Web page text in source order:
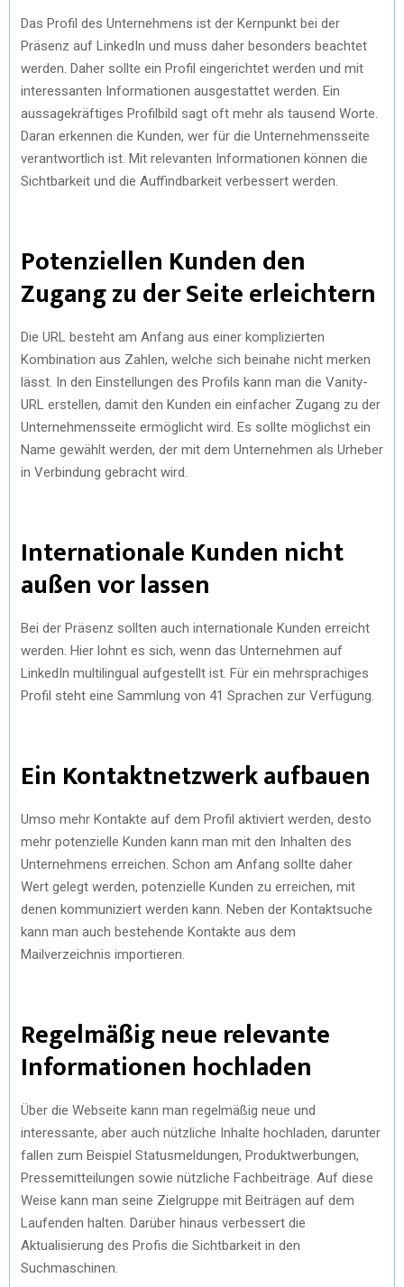
Das Profil des Unternehmens ist der Kernpunkt bei der
Präsenz auf LinkedIn und muss daher besonders beachtet
werden. Daher sollte ein Profil eingerichtet werden und mit
interessanten Informationen ausgestattet werden. Ein
aussagekräftiges Profilbild sagt oft mehr als tausend Worte.
Daran erkennen die Kunden, wer für die Unternehmensseite
verantwortlich ist. Mit relevanten Informationen können die
Sichtbarkeit und die Auffindbarkeit verbessert werden.
Potenziellen Kunden den
Zugang zu der Seite erleichtern
Die URL besteht am Anfang aus einer komplizierten
Kombination aus Zahlen, welche sich beinahe nicht merken
lässt. In den Einstellungen des Profils kann man die Vanity-
URL erstellen, damit den Kunden ein einfacher Zugang zu der
Unternehmensseite ermöglicht wird. Es sollte möglichst ein
Name gewählt werden, der mit dem Unternehmen als Urheber
in Verbindung gebracht wird.
Internationale Kunden nicht
außen vor lassen
Bei der Präsenz sollten auch internationale Kunden erreicht
werden. Hier lohnt es sich, wenn das Unternehmen auf
LinkedIn multilingual aufgestellt ist. Für ein mehrsprachiges
Profil steht eine Sammlung von 41 Sprachen zur Verfügung.
Ein Kontaktnetzwerk aufbauen
Umso mehr Kontakte auf dem Profil aktiviert werden, desto
mehr potenzielle Kunden kann man mit den Inhalten des
Unternehmens erreichen. Schon am Anfang sollte daher
Wert gelegt werden, potenzielle Kunden zu erreichen, mit
denen kommuniziert werden kann. Neben der Kontaktsuche
kann man auch bestehende Kontakte aus dem
Mailverzeichnis importieren.
Regelmäßig neue relevante
Informationen hochladen
Über die Webseite kann man regelmäßig neue und
interessante, aber auch nützliche Inhalte hochladen, darunter
fallen zum Beispiel Statusmeldungen, Produktwerbungen,
Pressemitteilungen sowie nützliche Fachbeiträge. Auf diese
Weise kann man seine Zielgruppe mit Beiträgen auf dem
Laufenden halten. Darüber hinaus verbessert die
Aktualisierung des Profis die Sichtbarkeit in den
Suchmaschinen.